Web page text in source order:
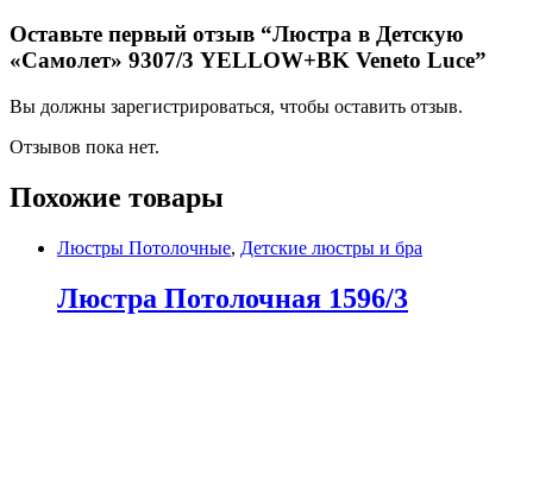
Оставьте первый отзыв “Люстра в Детскую
«Самолет» 9307/3 YELLOW+BK Veneto Luce”
Вы должны зарегистрироваться, чтобы оставить отзыв.
Отзывов пока нет.
Похожие товары
Люстры Потолочные, Детские люстры и бра
Люстра Потолочная 1596/3